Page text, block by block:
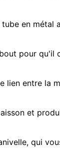
en métal
pour qu'il
lien entre la
et
qui